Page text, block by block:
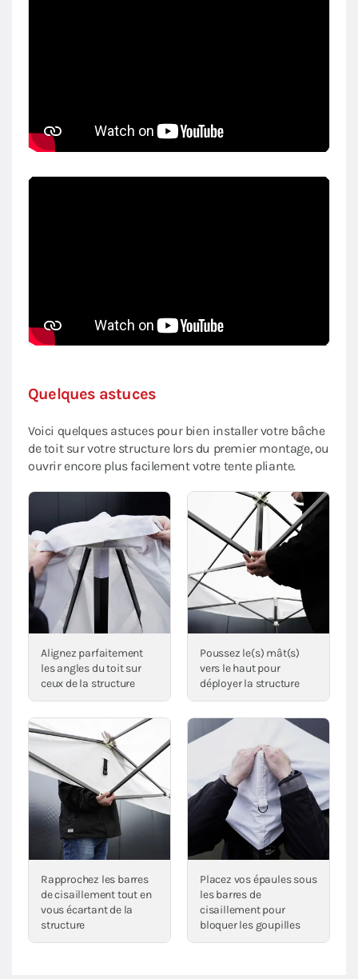
Quelques astuces
Voici quelques astuces pour bien installer votre bâche
de toit sur votre structure lors du premier montage, ou
ouvrir encore plus facilement votre tente pliante.
Alignez parfaitement
les angles du toit sur
ceux de la structure
Poussez le(s) mât(s)
vers le haut pour
déployer la structure
Rapprochez les barres
de cisaillement tout en
vous écartant de la
structure
Placez vos épaules sous
les barres de
cisaillement pour
bloquer les goupilles